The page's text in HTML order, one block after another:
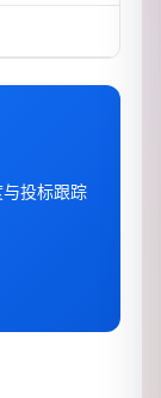
投标跟踪